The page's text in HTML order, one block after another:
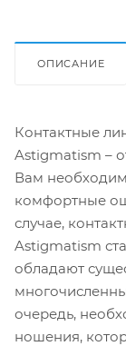
ОПИСАНИЕ
Контактные
Astigmatism –
Вам
комфортные
случае,
Astigmatism
обладают
очередь,
ношения,